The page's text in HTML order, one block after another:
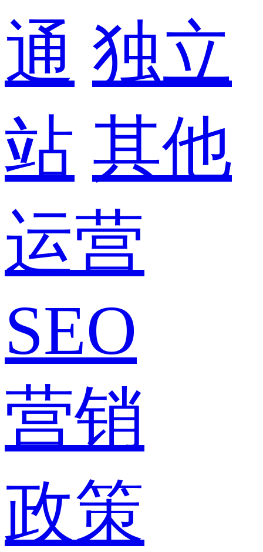
通 独立
站 其他
运营
SEO
营销
政策